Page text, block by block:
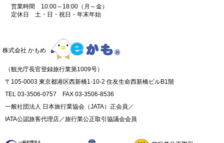
営業時間 10:00～18:00（月～金）
定休日 土・日・祝日・年末年始
株式会社 かもめ
（観光庁長官登録旅行業第1009号）
〒105-0003 東京都港区西新橋1-10-2 住友生命西新橋ビルB1階
TEL 03-3506-0757 FAX 03-3506-8536
一般社団法人 日本旅行業協会（JATA）正会員／
IATA公認旅客代理店／旅行業公正取引協議会会員